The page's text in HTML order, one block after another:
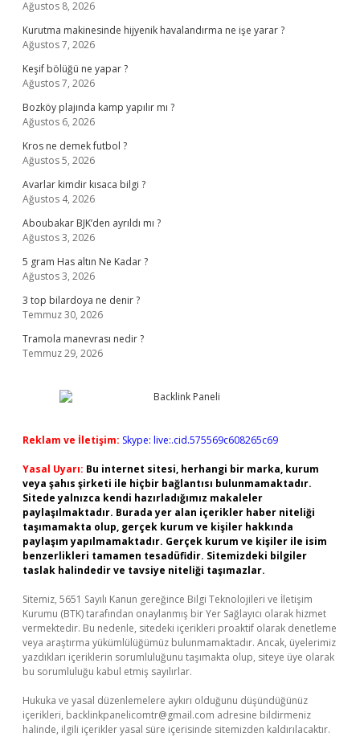
Ağustos 8, 2026
Kurutma makinesinde hijyenik havalandırma ne işe yarar ?
Ağustos 7, 2026
Keşif bölüğü ne yapar ?
Ağustos 7, 2026
Bozköy plajında kamp yapılır mı ?
Ağustos 6, 2026
Kros ne demek futbol ?
Ağustos 5, 2026
Avarlar kimdir kısaca bilgi ?
Ağustos 4, 2026
Aboubakar BJK’den ayrıldı mı ?
Ağustos 3, 2026
5 gram Has altın Ne Kadar ?
Ağustos 3, 2026
3 top bilardoya ne denir ?
Temmuz 30, 2026
Tramola manevrası nedir ?
Temmuz 29, 2026
Reklam ve İletişim: Skype: live:.cid.575569c608265c69
Yasal Uyarı: Bu internet sitesi, herhangi bir marka, kurum
veya şahıs şirketi ile hiçbir bağlantısı bulunmamaktadır.
Sitede yalnızca kendi hazırladığımız makaleler
paylaşılmaktadır. Burada yer alan içerikler haber niteliği
taşımamakta olup, gerçek kurum ve kişiler hakkında
paylaşım yapılmamaktadır. Gerçek kurum ve kişiler ile isim
benzerlikleri tamamen tesadüfidir. Sitemizdeki bilgiler
taslak halindedir ve tavsiye niteliği taşımazlar.
Sitemiz, 5651 Sayılı Kanun gereğince Bilgi Teknolojileri ve İletişim
Kurumu (BTK) tarafından onaylanmış bir Yer Sağlayıcı olarak hizmet
vermektedir. Bu nedenle, sitedeki içerikleri proaktif olarak denetleme
veya araştırma yükümlülüğümüz bulunmamaktadır. Ancak, üyelerimiz
yazdıkları içeriklerin sorumluluğunu taşımakta olup, siteye üye olarak
bu sorumluluğu kabul etmiş sayılırlar.
Hukuka ve yasal düzenlemelere aykırı olduğunu düşündüğünüz
içerikleri, backlinkpanelicomtr@gmail.com adresine bildirmeniz
halinde, ilgili içerikler yasal süre içerisinde sitemizden kaldırılacaktır.